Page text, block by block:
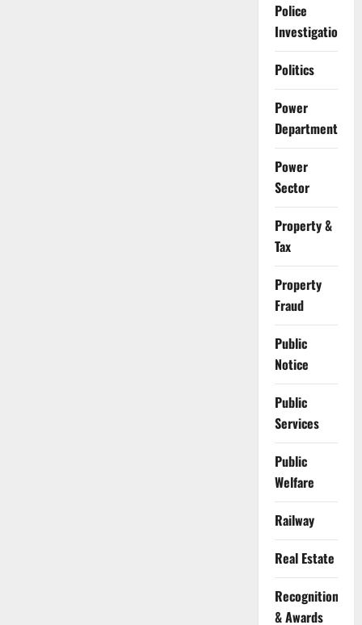
Police
Investigation
Politics
Power
Department
Power
Sector
Property &
Tax
Property
Fraud
Public
Notice
Public
Services
Public
Welfare
Railway
Real Estate
Recognition
& Awards